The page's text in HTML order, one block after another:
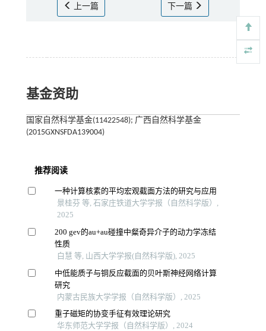
上一篇 下一篇
基金资助
国家自然科学基金(11422548); 广西自然科学基金
(2015GXNSFDA139004)